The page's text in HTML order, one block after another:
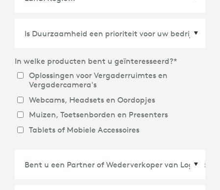
In welke producten bent u geïnteresseerd?*
Oplossingen voor Vergaderruimtes en
Vergadercamera's
Webcams, Headsets en Oordopjes
Muizen, Toetsenborden en Presenters
Tablets of Mobiele Accessoires